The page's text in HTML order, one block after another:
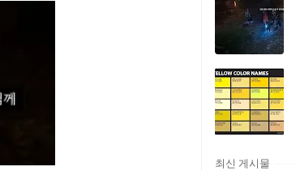
최신 게시물